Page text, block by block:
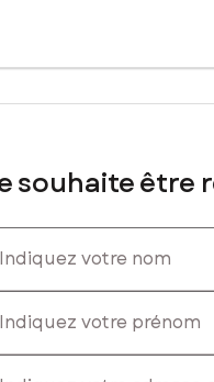
la maison de vos
procure une liberté de
: www.georisques.gouv.fr
- EI - Agent
souhaite être
votre nom
votre prénom